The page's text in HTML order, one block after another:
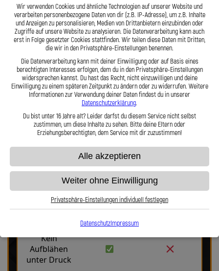
Stahlflex vs. Gummi
Fakten Stahlflex Gummi
Robust &
Kein
Aufblähen
unter Druck
ermöglichen eine drallfreie, spannungsfreie Verlegung. Ob
Sonderanfertigung oder anbaufertiges Stahlflex-Kit – jede Leitung wird
millimetergenau und individuell gefertigt. Mit den Stahlflex-
Kupplungsleitungen der Lothar Spiegler Kfz-Leitungen GmbH
entscheiden Sie sich für echte deutsche Qualität, höchste Sicherheit
und ein Produkt, das in Präzision und Haltbarkeit überzeugt.Hier zu
unserem Video „Stahlflex vs. Gummi“
Wir verwenden Cookies und ähnliche Technologien auf unserer Website und
verarbeiten personenbezogene Daten von dir (z.B. IP-Adresse), um z.B. Inhalte
und Anzeigen zu personalisieren, Medien von Drittanbietern einzubinden oder
Zugriffe auf unsere Website zu analysieren. Die Datenverarbeitung kann auch
erst in Folge gesetzter Cookies stattfinden. Wir teilen diese Daten mit Dritten,
die wir in den Privatsphäre-Einstellungen benennen.
Die Datenverarbeitung kann mit deiner Einwilligung oder auf Basis eines
berechtigten Interesses erfolgen, dem du in den Privatsphäre-Einstellungen
widersprechen kannst. Du hast das Recht, nicht einzuwilligen und deine
Einwilligung zu einem späteren Zeitpunkt zu ändern oder zu widerrufen. Weitere
Informationen zur Verwendung deiner Daten findest du in unserer
Datenschutzerklärung.
Du bist unter 16 Jahre alt? Leider darfst du diesem Service nicht selbst
zustimmen, um diese Inhalte zu sehen. Bitte deine Eltern oder
Erziehungsberechtigten, dem Service mit dir zuzustimmen!
Alle akzeptieren
Weiter ohne Einwilligung
Privatsphäre-Einstellungen individuell festlegen
DatenschutzImpressum